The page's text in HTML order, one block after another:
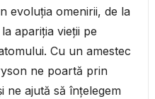
evoluția omenirii, de la
apariția vieții pe
Cu un amestec
ne poartă prin
ne ajută să înțelegem